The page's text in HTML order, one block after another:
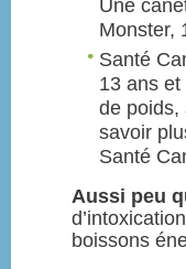
Une
Monster,
Santé
13 ans
de poids,
savoir
Santé
Aussi peu
boissons